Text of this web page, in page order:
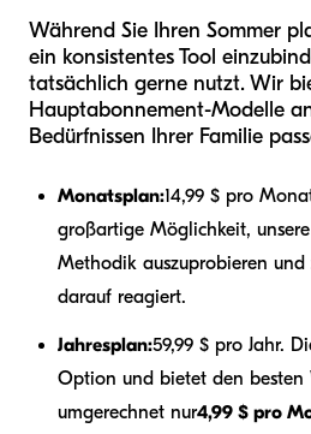
Während Sie Ihren Sommer
ein konsistentes Tool
tatsächlich gerne nutzt. Wir
Hauptabonnement-Modelle
Bedürfnissen Ihrer Familie
Monatsplan:14,99 $ pro
großartige Möglichkeit,
Methodik auszuprobieren
darauf reagiert.
Jahresplan:59,99 $ pro Jahr.
Option und bietet den besten
umgerechnet nur4,99 $ pro